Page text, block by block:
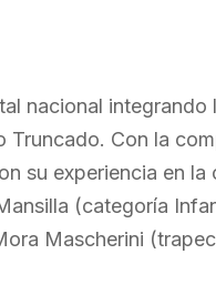
nacional
Truncado. Con la
su experiencia en
(categoría
Mascherini